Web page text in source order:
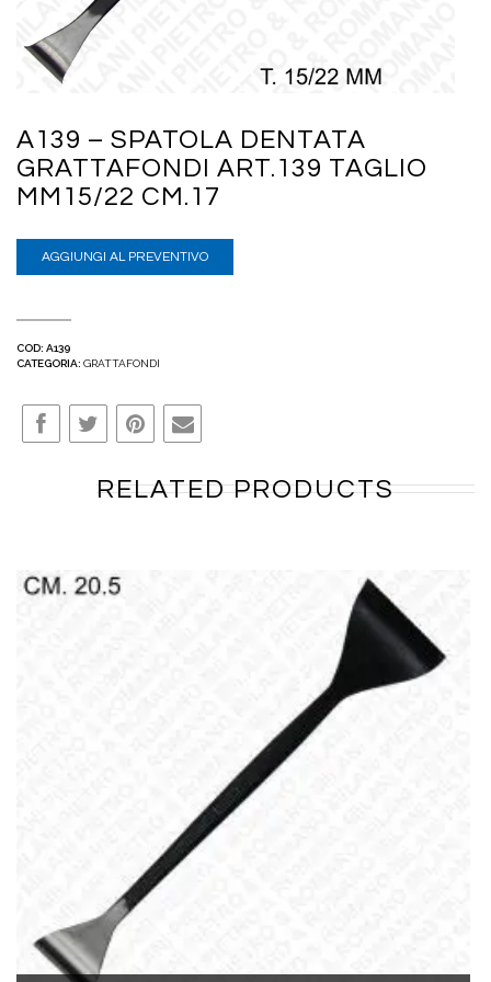
A139 – SPATOLA DENTATA
GRATTAFONDI ART.139 TAGLIO
MM15/22 CM.17
AGGIUNGI AL PREVENTIVO
COD: A139
CATEGORIA: GRATTAFONDI
RELATED PRODUCTS